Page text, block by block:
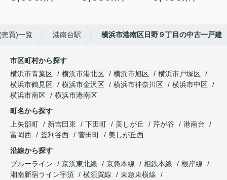
買)一覧 港南台駅 横浜市港南区日野９丁目の中古一戸建
市区町村から探す
横浜市青葉区
横浜市港北区 横浜市旭区
横浜市戸塚区
横浜市鶴見区
横浜市金沢区 横浜市神奈川区
横浜市中区
横浜市南区
横浜市港南区
町名から探す
上矢部町
新吉田東 下田町 美しが丘 芹が谷
港南台
富岡西
釜利谷西 菅田町
美しが丘西
沿線から探す
ブルーライン
京浜東北線 京急本線 相鉄本線
根岸線
湘南新宿ライン宇須
横須賀線
東急東横線